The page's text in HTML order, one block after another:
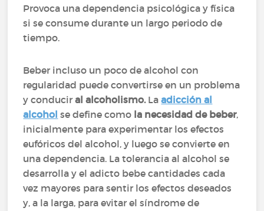
Provoca una dependencia psicológica y física
si se consume durante un largo periodo de
tiempo.
Beber incluso un poco de alcohol con
regularidad puede convertirse en un problema
y conduciral alcoholismo.Laadicción al
alcohol se define como la necesidad de beber,
inicialmente para experimentar los efectos
eufóricos del alcohol, y luego se convierte en
una dependencia. La tolerancia al alcohol se
desarrolla y el adicto bebe cantidades cada
vez mayores para sentir los efectos deseados
y, a la larga, para evitar el síndrome de